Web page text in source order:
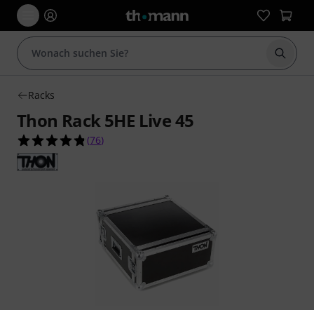
Suche
Racks
Thon Rack 5HE Live 45
4.8 von 5 Sternen aus 76 Kundenbewertungen
(76)